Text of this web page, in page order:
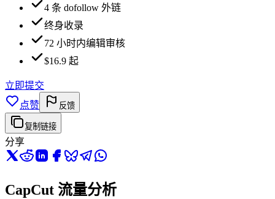
4 条 dofollow 外链
终身收录
72 小时内编辑审核
$16.9 起
立即提交
点赞
反馈
复制链接
分享
CapCut 流量分析